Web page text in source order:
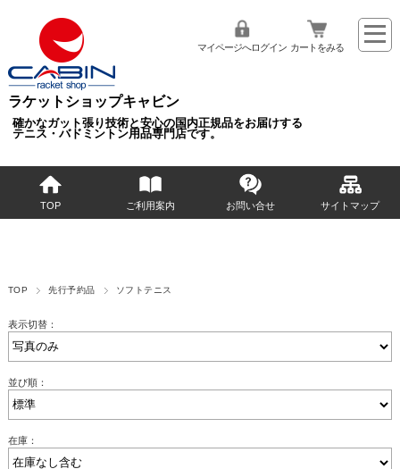
ラケットショップキャビン
確かなガット張り技術と安心の国内正規品をお届けする
テニス・バドミントン用品専門店です。
マイページへログイン カートをみる
TOP ご利用案内 お問い合せ サイトマップ
TOP 先行予約品 ソフトテニス
表示切替：
並び順：
在庫：